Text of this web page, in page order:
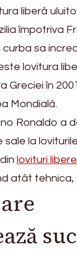
liberă
împotriva
sa
lovitura
Greciei în
Mondială.
Ronaldo a
la
lovituri libere
atât tehnica,